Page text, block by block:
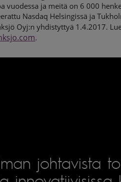
vuodessa ja meitä on 6 000
Nasdaq Helsingissä ja
Oyj:n yhdistyttyä 1.4.2017.
.
johtavista